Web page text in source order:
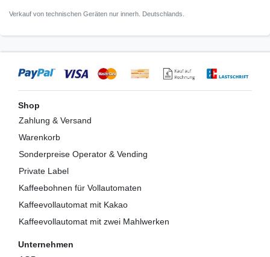
Verkauf von technischen Geräten nur innerh. Deutschlands.
Shop
Zahlung & Versand
Warenkorb
Sonderpreise Operator & Vending
Private Label
Kaffeebohnen für Vollautomaten
Kaffeevollautomat mit Kakao
Kaffeevollautomat mit zwei Mahlwerken
Unternehmen